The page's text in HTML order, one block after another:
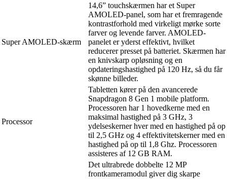
Super AMOLED-skærm
14,6” touchskærmen har et Super
AMOLED-panel, som har et fremragende
kontrastforhold med virkeligt mørke sorte
farver og levende farver. AMOLED-
panelet er yderst effektivt, hvilket
reducerer presset på batteriet. Skærmen har
en knivskarp opløsning og en
opdateringshastighed på 120 Hz, så du får
skønne billeder.
Processor
Tabletten kører på den avancerede
Snapdragon 8 Gen 1 mobile platform.
Processoren har 1 hovedkerne med en
maksimal hastighed på 3 GHz, 3
ydelseskerner hver med en hastighed på op
til 2,5 GHz og 4 effektivitetskerner med en
hastighed på op til 1,8 Ghz. Processoren
assisteres af 12 GB RAM.
Det ultrabrede dobbelte 12 MP
frontkameramodul giver dig skarpe